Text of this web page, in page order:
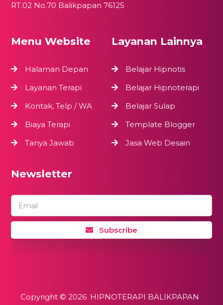
RT.02 No.70 Balikpapan 76125
Menu Website
Halaman Depan
Layanan Terapi
Kontak, Telp / WA
Biaya Terapi
Tanya Jawab
Layanan Lainnya
Belajar Hipnotis
Belajar Hipnoterapi
Belajar Sulap
Template Blogger
Jasa Web Desain
Newsletter
Email
Subscribe
Copyright © 2026 HIPNOTERAPI BALIKPAPAN